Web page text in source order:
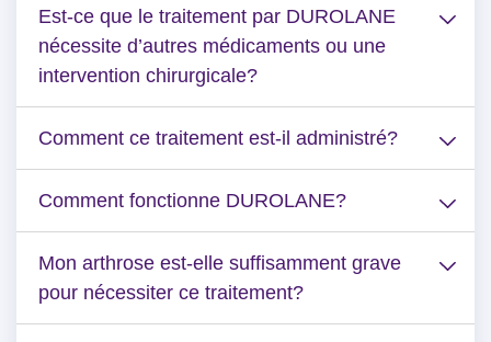
Est-ce que le traitement par DUROLANE
nécessite d’autres médicaments ou une
intervention chirurgicale?
Comment ce traitement est-il administré?
Comment fonctionne DUROLANE?
Mon arthrose est-elle suffisamment grave
pour nécessiter ce traitement?